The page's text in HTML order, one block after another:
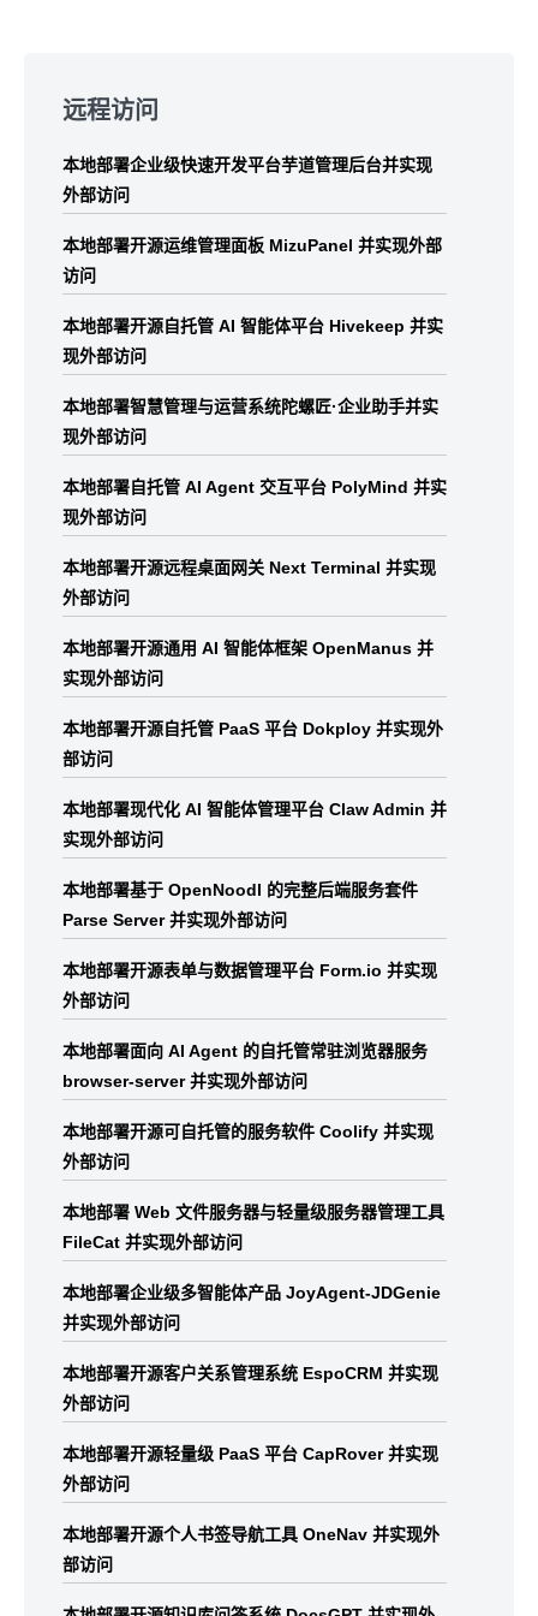
footer
远程访问
本地部署企业级快速开发平台芋道管理后台并实现
外部访问
本地部署开源运维管理面板 MizuPanel 并实现外部
访问
本地部署开源自托管 AI 智能体平台 Hivekeep 并实
现外部访问
本地部署智慧管理与运营系统陀螺匠·企业助手并实
现外部访问
本地部署自托管 AI Agent 交互平台 PolyMind 并实
现外部访问
本地部署开源远程桌面网关 Next Terminal 并实现
外部访问
本地部署开源通用 AI 智能体框架 OpenManus 并
实现外部访问
本地部署开源自托管 PaaS 平台 Dokploy 并实现外
部访问
本地部署现代化 AI 智能体管理平台 Claw Admin 并
实现外部访问
本地部署基于 OpenNoodl 的完整后端服务套件
Parse Server 并实现外部访问
本地部署开源表单与数据管理平台 Form.io 并实现
外部访问
本地部署面向 AI Agent 的自托管常驻浏览器服务
browser-server 并实现外部访问
本地部署开源可自托管的服务软件 Coolify 并实现
外部访问
本地部署 Web 文件服务器与轻量级服务器管理工具
FileCat 并实现外部访问
本地部署企业级多智能体产品 JoyAgent-JDGenie
并实现外部访问
本地部署开源客户关系管理系统 EspoCRM 并实现
外部访问
本地部署开源轻量级 PaaS 平台 CapRover 并实现
外部访问
本地部署开源个人书签导航工具 OneNav 并实现外
部访问